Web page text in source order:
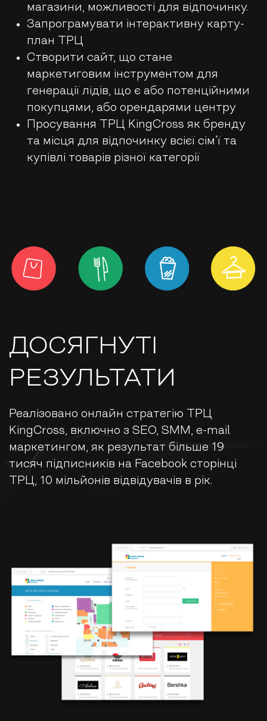
магазини, можливості для відпочинку.
Запрограмувати інтерактивну карту-
план ТРЦ
Створити сайт, що стане
маркетиговим інструментом для
генерації лідів, що є або потенційними
покупцями, або орендарями центру
Просування ТРЦ KingCross як бренду
та місця для відпочинку всієї сім’ї та
купівлі товарів різної категорії
ДОСЯГНУТІ
РЕЗУЛЬТАТИ
Реалізовано онлайн стратегію ТРЦ
KingCross, включно з SEO, SMM, e-mail
маркетингом, як результат більше 19
тисяч підписників на Facebook сторінці
ТРЦ, 10 мільйонів відвідувачів в рік.